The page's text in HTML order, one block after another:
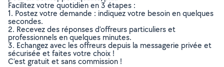
Facilitez votre quotidien en 3 étapes :
1. Postez votre demande : indiquez votre besoin en quelques
secondes.
2. Recevez des réponses d’offreurs particuliers et
professionnels en quelques minutes.
3. Echangez avec les offreurs depuis la messagerie privée et
sécurisée et faites votre choix !
C’est gratuit et sans commission !